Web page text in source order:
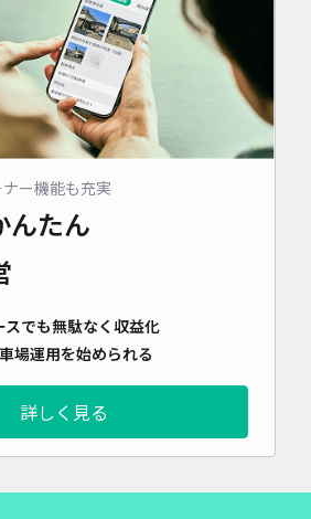
ー機能も充実
んたん
スでも無駄なく収益化
場運用を始められる
詳しく見る